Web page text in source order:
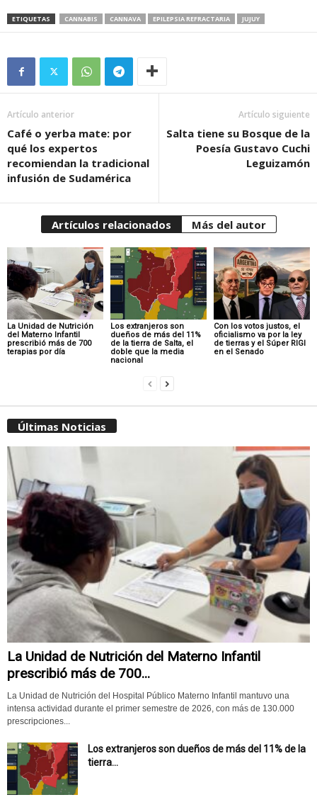
ETIQUETAS CANNABIS CANNAVA EPILEPSIA REFRACTARIA JUJUY
Artículo anterior
Café o yerba mate: por
qué los expertos
recomiendan la tradicional
infusión de Sudamérica
Artículo siguiente
Salta tiene su Bosque de la
Poesía Gustavo Cuchi
Leguizamón
Artículos relacionados Más del autor
La Unidad de Nutrición
del Materno Infantil
prescribió más de 700
terapias por día
Los extranjeros son
dueños de más del 11%
de la tierra de Salta, el
doble que la media
nacional
Con los votos justos, el
oficialismo va por la ley
de tierras y el Súper RIGI
en el Senado
Últimas Noticias
La Unidad de Nutrición del Materno Infantil
prescribió más de 700...
La Unidad de Nutrición del Hospital Público Materno Infantil mantuvo una
intensa actividad durante el primer semestre de 2026, con más de 130.000
prescripciones...
Los extranjeros son dueños de más del 11% de la
tierra...